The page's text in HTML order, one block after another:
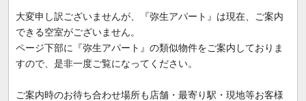
大変申し訳ございませんが、『弥生アパート』は現在、ご案内
できる空室がございません。
ページ下部に『弥生アパート』の類似物件をご案内しておりま
すので、是非一度ご覧になってください。
ご案内時のお待ち合わせ場所も店舗・最寄り駅・現地等お客様